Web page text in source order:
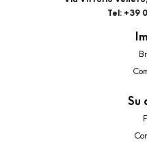
Tel: +39
Su